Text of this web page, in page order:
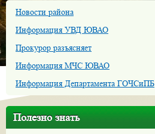
Новости района
Информация УВД ЮВАО
Прокурор разъясняет
Информация МЧС ЮВАО
Информация Департамента ГОЧСиПБ
Полезно знать